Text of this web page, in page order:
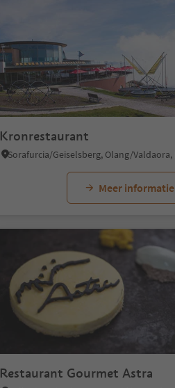
Kronrestaurant
Meer informatie
Restaurant Gourmet Astra